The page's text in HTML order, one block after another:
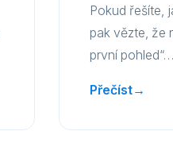
Pokud řešíte,
pak vězte, že
první pohled“…
Přečíst→